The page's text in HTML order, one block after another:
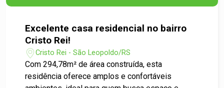
Excelente casa residencial no bairro
Cristo Rei!
Cristo Rei - São Leopoldo/RS
Com 294,78m² de área construída, esta
residência oferece amplos e confortáveis